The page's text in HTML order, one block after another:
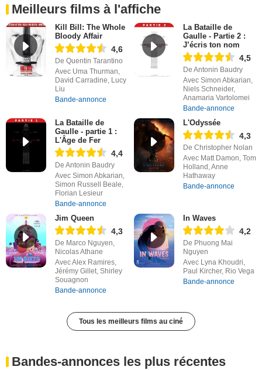
Meilleurs films à l'affiche
Kill Bill: The Whole
Bloody Affair
4,6
De Quentin Tarantino
Avec Uma Thurman,
David Carradine, Lucy
Liu
Bande-annonce
La Bataille de
Gaulle - Partie 2 :
J’écris ton nom
4,5
De Antonin Baudry
Avec Simon Abkarian,
Niels Schneider,
Anamaria Vartolomei
Bande-annonce
La Bataille de
Gaulle - partie 1 :
L'Âge de Fer
4,4
De Antonin Baudry
Avec Simon Abkarian,
Simon Russell Beale,
Florian Lesieur
Bande-annonce
L'Odyssée
4,3
De Christopher Nolan
Avec Matt Damon, Tom
Holland, Anne
Hathaway
Bande-annonce
Jim Queen
4,3
De Marco Nguyen,
Nicolas Athane
Avec Alex Ramires,
Jérémy Gillet, Shirley
Souagnon
Bande-annonce
In Waves
4,2
De Phuong Mai
Nguyen
Avec Lyna Khoudri,
Paul Kircher, Rio Vega
Bande-annonce
Tous les meilleurs films au ciné
Bandes-annonces les plus récentes